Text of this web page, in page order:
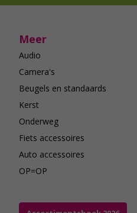
Meer
Audio
Camera's
Beugels en standaards
Kerst
Onderweg
Fiets accessoires
Auto accessoires
OP=OP